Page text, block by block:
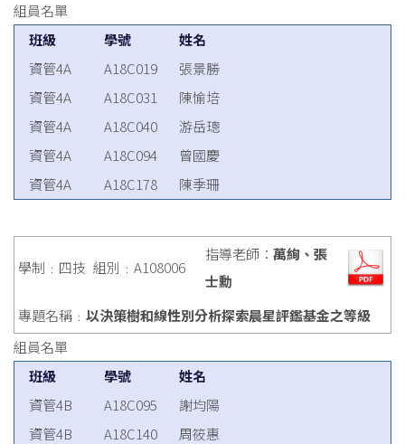
組員名單
班級
學號
姓名
資管4A
A18C019
張景勝
資管4A
A18C031
陳愉培
資管4A
A18C040
游岳璁
資管4A
A18C094
曾國慶
資管4A
A18C178 陳季珊
學制﹕四技 組別﹕A108006
指導老師： 萬絢、張
士勳
專題名稱﹕ 以決策樹和線性別分析探索晨星評鑑基金之等級
組員名單
班級
學號
姓名
資管4B
A18C095
謝均陽
資管4B
A18C140
周筱惠